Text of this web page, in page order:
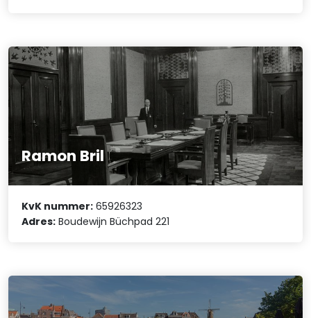
Ramon Bril
KvK nummer: 65926323
Adres: Boudewijn Büchpad 221